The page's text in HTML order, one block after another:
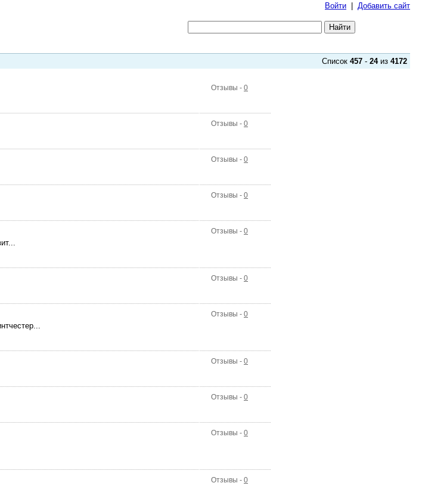
Войти Добавить сайт
Список 457 - 24из 4172
Отзывы - 0
Отзывы - 0
Отзывы - 0
Отзывы - 0
Отзывы - 0
Отзывы - 0
Отзывы - 0
Отзывы - 0
Отзывы - 0
Отзывы - 0
Отзывы - 0